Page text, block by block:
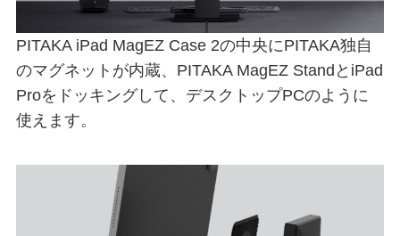
PITAKA iPad MagEZ Case 2の中央にPITAKA独自
のマグネットが内蔵、PITAKA MagEZ StandとiPad
Proをドッキングして、デスクトップPCのように
使えます。